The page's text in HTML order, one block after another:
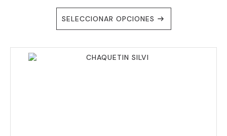
SELECCIONAR OPCIONES
PRODUCTO
TIENE
VARIANTES.